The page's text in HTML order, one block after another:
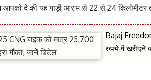
आपको दे की यह गाड़ी आराम से 22 से 24
Bajaj
रुपये में खरीदने